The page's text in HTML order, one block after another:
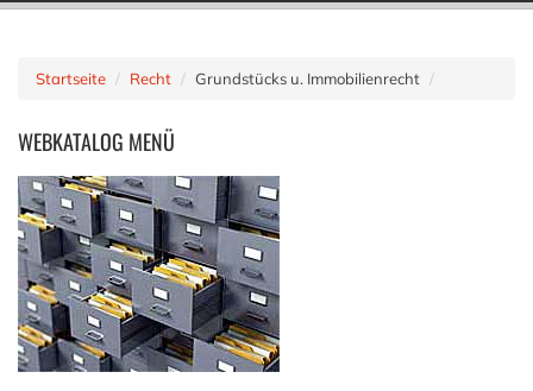
Startseite Recht Grundstücks u. Immobilienrecht
WEBKATALOG MENÜ